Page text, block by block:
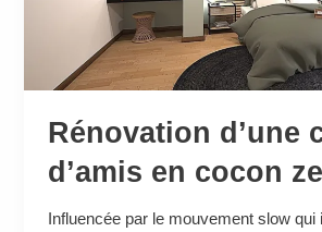
Rénovation d’une
d’amis en cocon
Influencée par le mouvement slow qui